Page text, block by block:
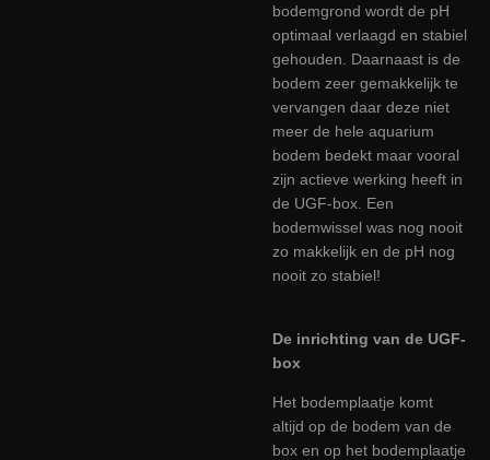
bodemgrond wordt de pH
optimaal verlaagd en stabiel
gehouden. Daarnaast is de
bodem zeer gemakkelijk te
vervangen daar deze niet
meer de hele aquarium
bodem bedekt maar vooral
zijn actieve werking heeft in
de UGF-box. Een
bodemwissel was nog nooit
zo makkelijk en de pH nog
nooit zo stabiel!
De inrichting van de UGF-
box
Het bodemplaatje komt
altijd op de bodem van de
box en op het bodemplaatje